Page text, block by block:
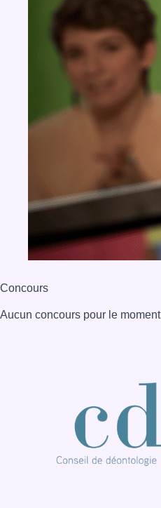
Concours
Aucun concours pour le moment